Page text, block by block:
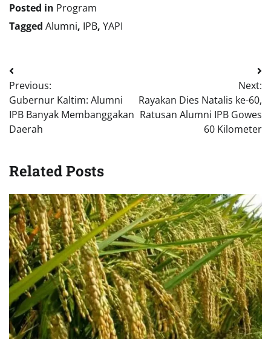
Posted in Program
Tagged Alumni, IPB, YAPI
Previous:
Gubernur Kaltim: Alumni
IPB Banyak Membanggakan
Daerah
Next:
Rayakan Dies Natalis ke-60,
Ratusan Alumni IPB Gowes
60 Kilometer
Related Posts